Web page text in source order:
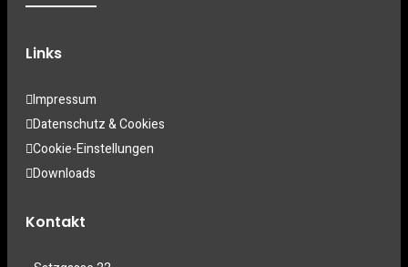
Links
Impressum
Datenschutz & Cookies
Cookie-Einstellungen
Downloads
Kontakt